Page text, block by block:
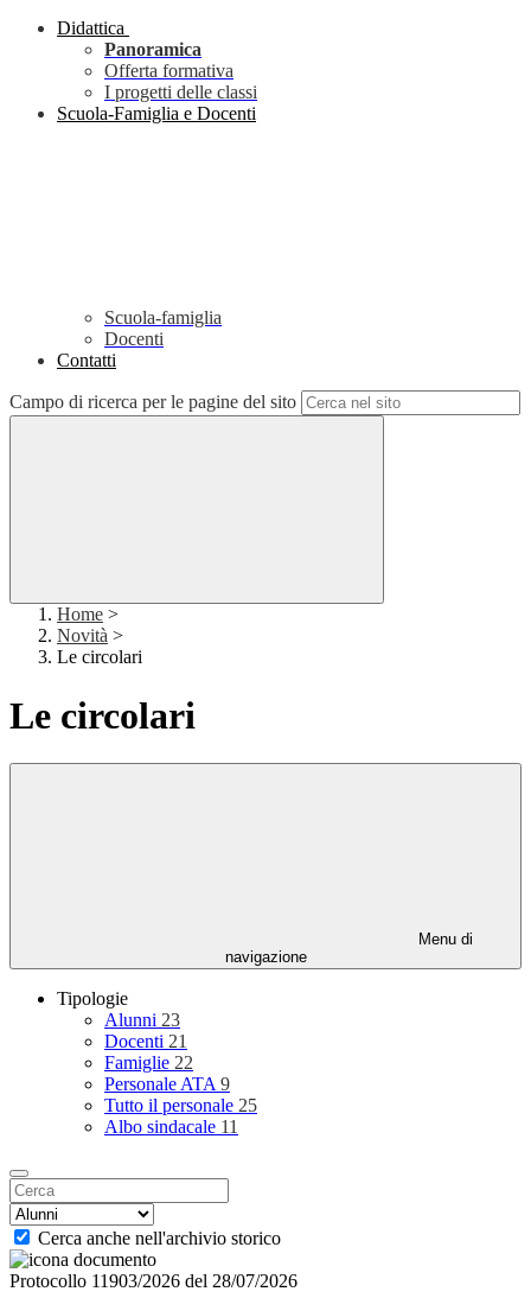
Didattica
Panoramica
Offerta formativa
I progetti delle classi
Scuola-Famiglia e Docenti
Scuola-famiglia
Docenti
Contatti
Campo di ricerca per le pagine del sito
Home >
Novità >
Le circolari
Le circolari
Menu di
navigazione
Tipologie
Alunni 23
Docenti 21
Famiglie 22
Personale ATA 9
Tutto il personale 25
Albo sindacale 11
Cerca anche nell'archivio storico
Protocollo 11903/2026 del 28/07/2026